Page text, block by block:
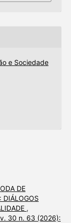
e Sociedade
DE
DIÁLOGOS
,
30 n. 63 (2026):